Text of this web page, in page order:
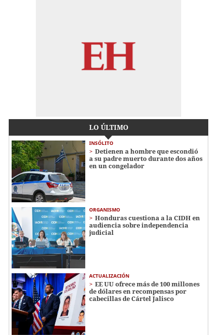
LO ÚLTIMO
INSÓLITO
Detienen a hombre que escondió
a su padre muerto durante dos años
en un congelador
ORGANISMO
Honduras cuestiona a la CIDH en
audiencia sobre independencia
judicial
ACTUALIZACIÓN
EE UU ofrece más de 100 millones
de dólares en recompensas por
cabecillas de Cártel Jalisco